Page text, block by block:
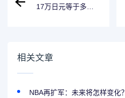
17万日元等于多少
相关文章
NBA再扩军：未来将怎样变化？